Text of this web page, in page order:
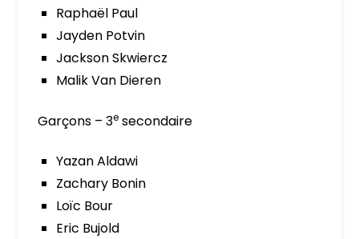
Raphaël Paul
Jayden Potvin
Jackson Skwiercz
Malik Van Dieren
Garçons – 3e secondaire
Yazan Aldawi
Zachary Bonin
Loïc Bour
Eric Bujold